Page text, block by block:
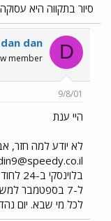
סיור בתקווה היא
D
dan dan
member
9/8/01
היי ענת
לא יודע למה חזר,
ל-7 בספטמבר
לכל מי שבא. יום